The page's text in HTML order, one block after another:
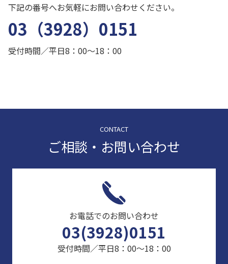
下記の番号へお気軽にお問い合わせください。
03（3928）0151
受付時間／平日8：00～18：00
CONTACT
ご相談・お問い合わせ
お電話でのお問い合わせ
03(3928)0151
受付時間／平日8：00～18：00